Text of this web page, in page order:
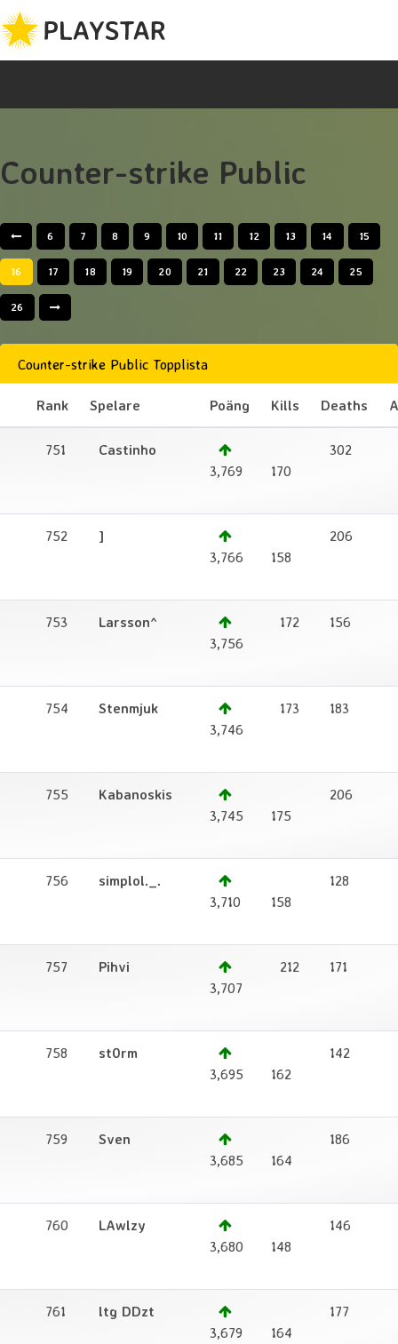
Counter-strike Public
6 7 8 9 10 11 12 13 14 15
16 17 18 19 20 21 22 23 24 25
26
Counter-strike Public Topplista
Rank Spelare Poäng Kills Deaths
751
Castinho
3,769
170
302
752
]
3,766
158
206
753
Larsson^
3,756
172 156
754
Stenmjuk
3,746
173 183
755
Kabanoskis
3,745
175
206
756
simplol._.
3,710
158
128
757
Pihvi
3,707
212 171
758
st0rm
3,695
162
142
759
Sven
3,685
164
186
760
LAwlzy
3,680
148
146
761
ltg DDzt
3,679
164
177